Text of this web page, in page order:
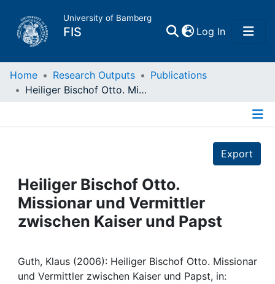
University of Bamberg
FIS Log In(current)
Home
Projects
People
Awards
Home Research Outputs
Publications
Heiliger Bischof Otto. Missionar und Vermittler zwischen Kaiser und Papst
Export
Heiliger Bischof Otto.
Missionar und Vermittler
zwischen Kaiser und Papst
Guth, Klaus (2006): Heiliger Bischof Otto. Missionar
und Vermittler zwischen Kaiser und Papst, in: